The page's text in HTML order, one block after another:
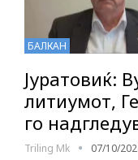
БАЛКАН
Јуратовиќ:
литиумот,
го
Triling Mk 07/10/